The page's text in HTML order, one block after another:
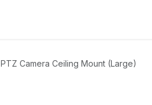
PTZ Camera Ceiling Mount (Large)